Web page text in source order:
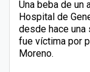
Una beba de un
Hospital de
desde hace una
fue víctima por
Moreno.